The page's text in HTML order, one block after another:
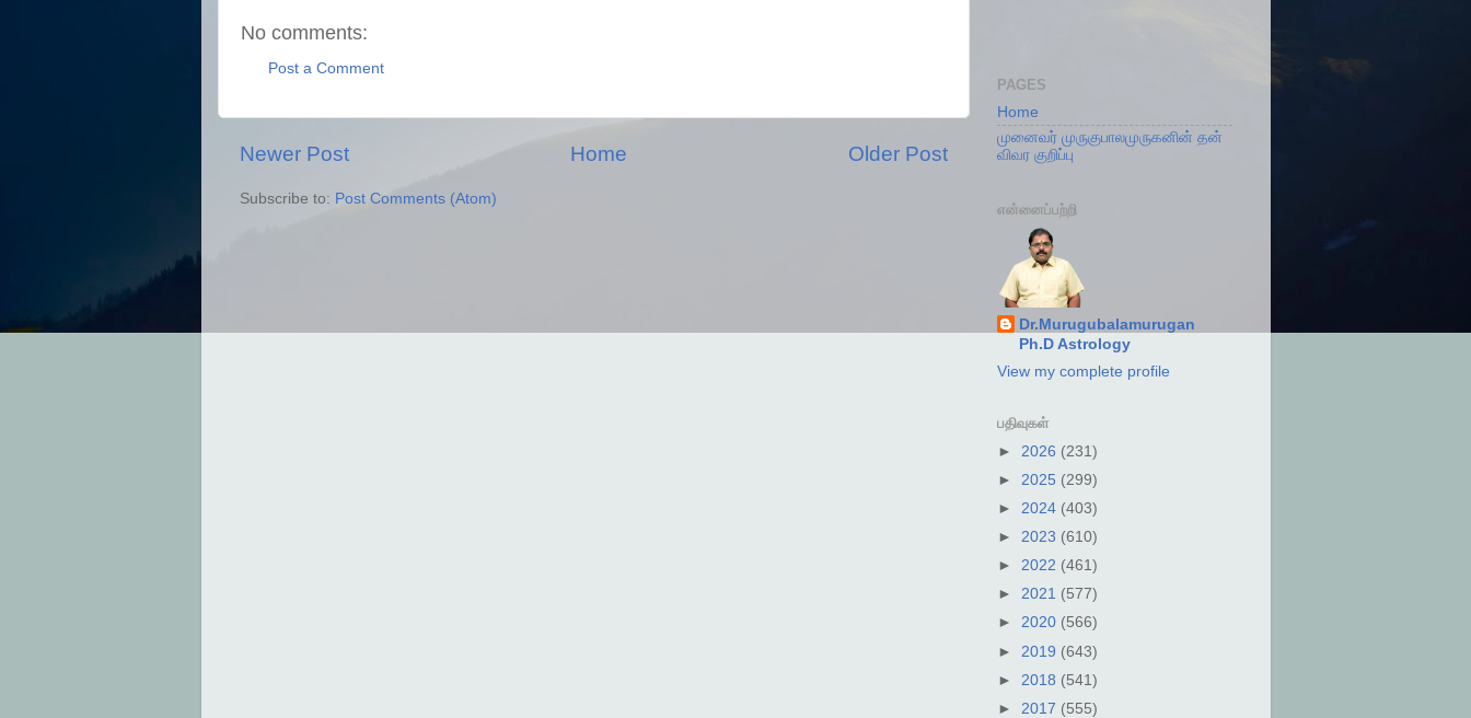
No comments:
Post a Comment
Newer Post Older Post
Home
Subscribe to: Post Comments (Atom)
PAGES
Home
முனைவர் முருகுபாலமுருகனின் தன்
விவர குறிப்பு
என்னைப்பற்றி
Dr.Murugubalamurugan
Ph.D Astrology
View my complete profile
பதிவுகள்
► 2026 (231)
► 2025 (299)
► 2024 (403)
► 2023 (610)
► 2022 (461)
► 2021 (577)
► 2020 (566)
► 2019 (643)
► 2018 (541)
► 2017 (555)